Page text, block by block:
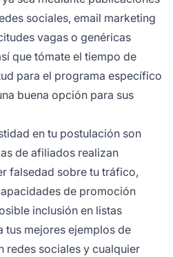
sociales, email marketing
vagas o genéricas
que tómate el tiempo de
para el programa específico
buena opción para sus
en tu postulación son
de afiliados realizan
falsedad sobre tu tráfico,
de promoción
inclusión en listas
tus mejores ejemplos de
redes sociales y cualquier